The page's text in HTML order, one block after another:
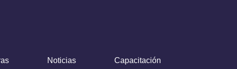
Noticias Capacitación